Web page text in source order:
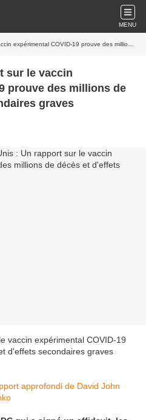
MENU
19 prouve des millions de décès et d'effets secondaires graves
sur le vaccin
prouve des millions de
graves
approfondi de David John